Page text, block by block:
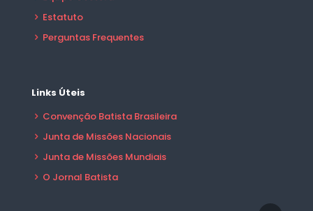
Estatuto
Perguntas Frequentes
Links Úteis
Convenção Batista Brasileira
Junta de Missões Nacionais
Junta de Missões Mundiais
O Jornal Batista